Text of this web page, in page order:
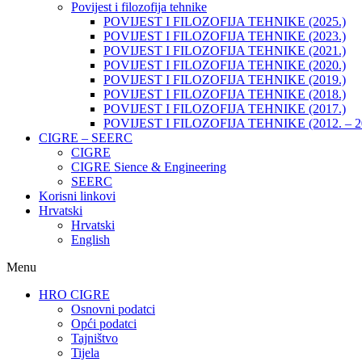
Povijest i filozofija tehnike
POVIJEST I FILOZOFIJA TEHNIKE (2025.)
POVIJEST I FILOZOFIJA TEHNIKE (2023.)
POVIJEST I FILOZOFIJA TEHNIKE (2021.)
POVIJEST I FILOZOFIJA TEHNIKE (2020.)
POVIJEST I FILOZOFIJA TEHNIKE (2019.)
POVIJEST I FILOZOFIJA TEHNIKE (2018.)
POVIJEST I FILOZOFIJA TEHNIKE (2017.)
POVIJEST I FILOZOFIJA TEHNIKE (2012. –
CIGRE – SEERC
CIGRE
CIGRE Sience & Engineering
SEERC
Korisni linkovi
Hrvatski
Hrvatski
English
Menu
HRO CIGRE
Osnovni podatci​
Opći podatci
Tajništvo
Tijela